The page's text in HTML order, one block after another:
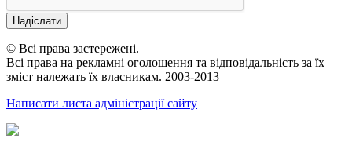
Надіслати
© Всі права застережені.
Всі права на рекламні оголошення та відповідальність за їх
зміст належать їх власникам. 2003-2013
Написати листа адміністрації сайту